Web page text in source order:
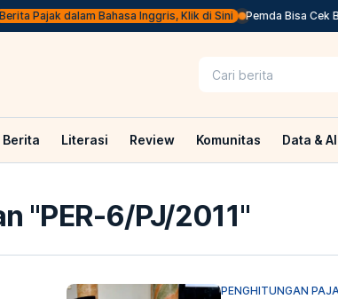
Pajak dalam Bahasa Inggris, Klik di Sini Pemda Bisa Cek
Berita Literasi Review Komunitas Data &
"PER-6/PJ/2011"
PENGHITUNGAN